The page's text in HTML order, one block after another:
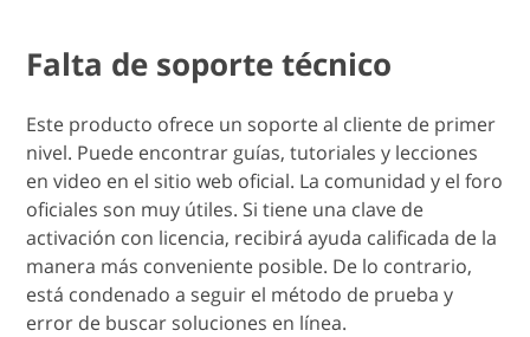
Falta de soporte técnico
Este producto ofrece un soporte al cliente de primer
nivel. Puede encontrar guías, tutoriales y lecciones
en video en el sitio web oficial. La comunidad y el foro
oficiales son muy útiles. Si tiene una clave de
activación con licencia, recibirá ayuda calificada de la
manera más conveniente posible. De lo contrario,
está condenado a seguir el método de prueba y
error de buscar soluciones en línea.